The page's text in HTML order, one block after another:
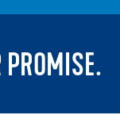
PROMISE.